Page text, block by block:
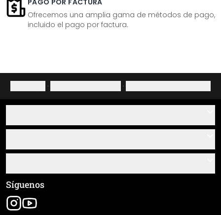
PAGO POR FACTURA
Ofrecemos una amplia gama de métodos de pago,
incluido el pago por factura.
· ·
Sobre nosotros
Resumen de materiales
Seguimiento de envío
Términos y condiciones generales (CGC)
Aviso legal
Síguenos